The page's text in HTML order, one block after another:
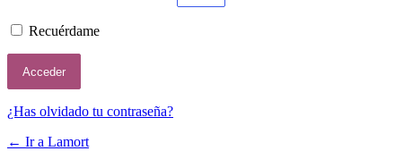
Recuérdame
¿Has olvidado tu contraseña?
← Ir a Lamort